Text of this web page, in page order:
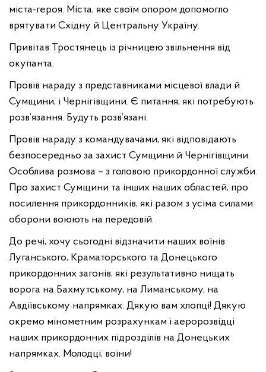
міста-героя. Міста, яке своїм опором допомогло
врятувати Східну й Центральну Україну.
Привітав Тростянець із річницею звільнення від
окупанта.
Провів нараду з представниками місцевої влади й
Сумщини, і Чернігівщини. Є питання, які потребують
розв’язання. Будуть розв’язані.
Провів нараду з командувачами, які відповідають
безпосередньо за захист Сумщини й Чернігівщини.
Особлива розмова – з головою прикордонної служби.
Про захист Сумщини та інших наших областей, про
посилення прикордонників, які разом з усіма силами
оборони воюють на передовій.
До речі, хочу сьогодні відзначити наших воїнів
Луганського, Краматорського та Донецького
прикордонних загонів, які результативно нищать
ворога на Бахмутському, на Лиманському, на
Авдіївському напрямках. Дякую вам хлопці! Дякую
окремо мінометним розрахункам і аеророзвідці
наших прикордонних підрозділів на Донецьких
напрямках. Молодці, воїни!